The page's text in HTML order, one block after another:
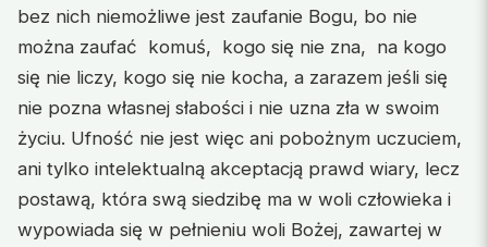
bez nich niemożliwe jest zaufanie Bogu, bo nie
można zaufać komuś, kogo się nie zna, na kogo
się nie liczy, kogo się nie kocha, a zarazem jeśli się
nie pozna własnej słabości i nie uzna zła w swoim
życiu. Ufność nie jest więc ani pobożnym uczuciem,
ani tylko intelektualną akceptacją prawd wiary, lecz
postawą, która swą siedzibę ma w woli człowieka i
wypowiada się w pełnieniu woli Bożej, zawartej w